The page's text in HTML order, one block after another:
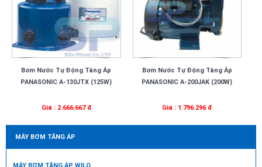
Bơm Nước Tự Động Tăng Áp
PANASONIC A-130JTX (125W)
Giá : 2.666.667 đ
Bơm Nước Tự Động Tăng Áp
PANASONIC A-200JAK (200W)
Giá : 1.796.296 đ
MÁY BƠM TĂNG ÁP